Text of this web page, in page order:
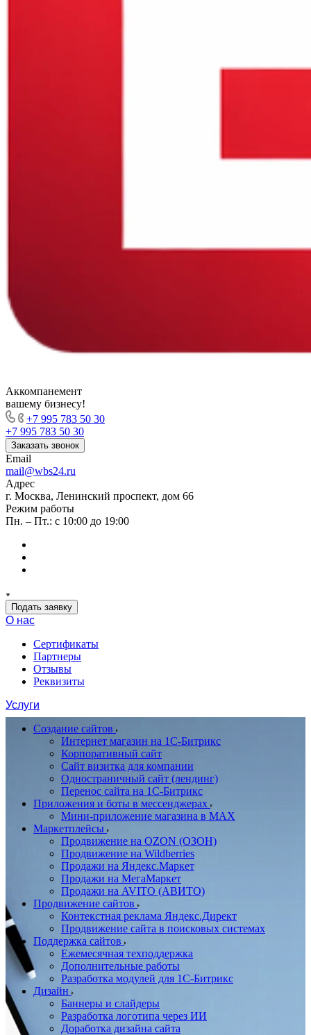
Аккомпанемент
вашему бизнесу!
+7 995 783 50 30
+7 995 783 50 30
Заказать звонок
Email
mail@wbs24.ru
Адрес
г. Москва, Ленинский проспект, дом 66
Режим работы
Пн. – Пт.: с 10:00 до 19:00
Подать заявку
О нас
Сертификаты
Партнеры
Отзывы
Реквизиты
Услуги
Создание сайтов
Интернет магазин на 1С-Битрикс
Корпоративный сайт
Сайт визитка для компании
Одностраничный сайт (лендинг)
Перенос сайта на 1С-Битрикс
Приложения и боты в мессенджерах
Мини-приложение магазина в MAX
Маркетплейсы
Продвижение на OZON (ОЗОН)
Продвижение на Wildberries
Продажи на Яндекс.Маркет
Продажи на МегаМаркет
Продажи на AVITO (АВИТО)
Продвижение сайтов
Контекстная реклама Яндекс.Директ
Продвижение сайта в поисковых системах
Поддержка сайтов
Ежемесячная техподдержка
Дополнительные работы
Разработка модулей для 1С-Битрикс
Дизайн
Баннеры и слайдеры
Разработка логотипа через ИИ
Доработка дизайна сайта